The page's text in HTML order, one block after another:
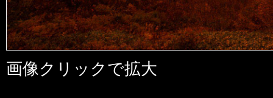
画像クリックで拡大